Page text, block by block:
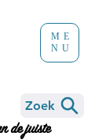
ME
NU
de juiste
Zoek